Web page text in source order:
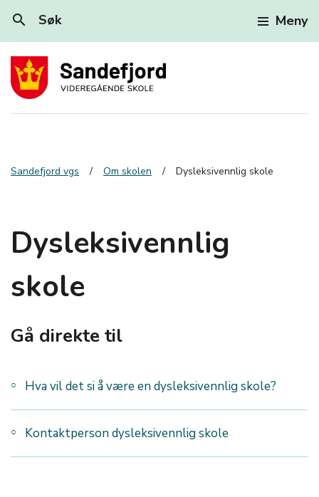
search Søk Meny
Sandefjord vgs Om skolen Dysleksivennlig skole
Dysleksivennlig
skole
Gå direkte til
Hva vil det si å være en dysleksivennlig skole?
Kontaktperson dysleksivennlig skole